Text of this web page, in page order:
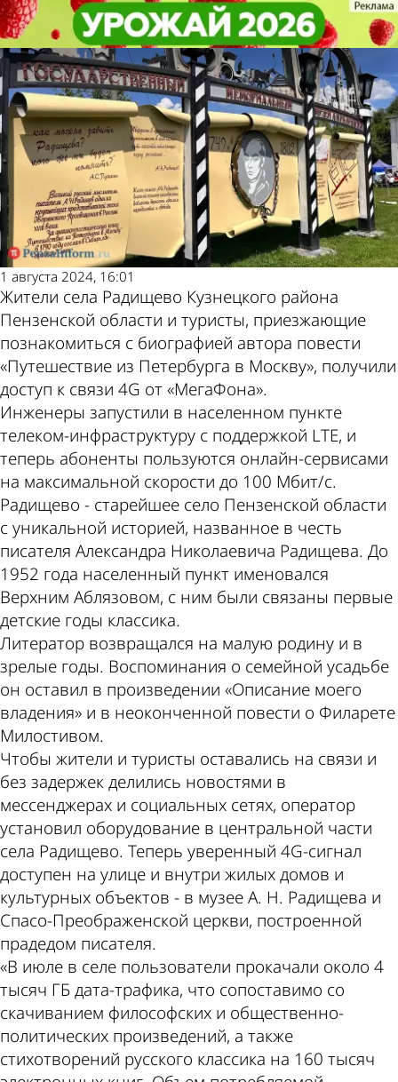
На родине классика Радищева
появился 4G от «МегаФона»
Общество
1 августа 2024, 16:01
Жители села Радищево Кузнецкого района
Пензенской области и туристы, приезжающие
познакомиться с биографией автора повести
«Путешествие из Петербурга в Москву», получили
доступ к связи 4G от «МегаФона».
Инженеры запустили в населенном пункте
телеком-инфраструктуру с поддержкой LTE, и
теперь абоненты пользуются онлайн-сервисами
на максимальной скорости до 100 Мбит/c.
Радищево - старейшее село Пензенской области
с уникальной историей, названное в честь
писателя Александра Николаевича Радищева. До
1952 года населенный пункт именовался
Верхним Аблязовом, с ним были связаны первые
детские годы классика.
Литератор возвращался на малую родину и в
зрелые годы. Воспоминания о семейной усадьбе
он оставил в произведении «Описание моего
владения» и в неоконченной повести о Филарете
Милостивом.
Чтобы жители и туристы оставались на связи и
без задержек делились новостями в
мессенджерах и социальных сетях, оператор
установил оборудование в центральной части
села Радищево. Теперь уверенный 4G-сигнал
доступен на улице и внутри жилых домов и
культурных объектов - в музее А. Н. Радищева и
Спасо-Преображенской церкви, построенной
прадедом писателя.
«В июле в селе пользователи прокачали около 4
тысяч ГБ дата-трафика, что сопоставимо со
скачиванием философских и общественно-
политических произведений, а также
стихотворений русского классика на 160 тысяч
На родине классика Радищева
появился 4G от «МегаФона»
Общество
Другие
новости по
теме
Погода и курсы
валют в Пензе